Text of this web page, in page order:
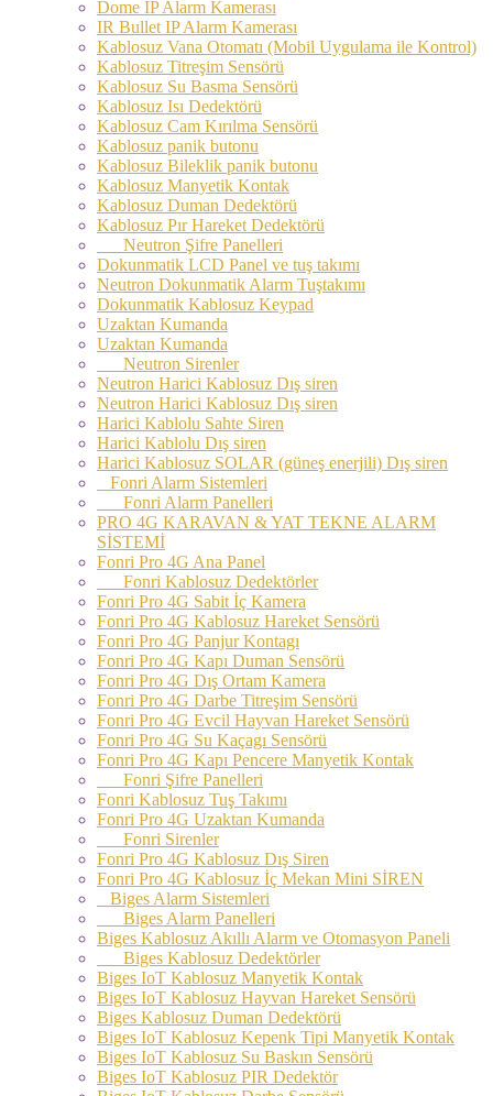
Dome IP Alarm Kamerası
IR Bullet IP Alarm Kamerası
Kablosuz Vana Otomatı (Mobil Uygulama ile Kontrol)
Kablosuz Titreşim Sensörü
Kablosuz Su Basma Sensörü
Kablosuz Isı Dedektörü
Kablosuz Cam Kırılma Sensörü
Kablosuz panik butonu
Kablosuz Bileklik panik butonu
Kablosuz Manyetik Kontak
Kablosuz Duman Dedektörü
Kablosuz Pır Hareket Dedektörü
Neutron Şifre Panelleri
Dokunmatik LCD Panel ve tuş takımı
Neutron Dokunmatik Alarm Tuştakımı
Dokunmatik Kablosuz Keypad
Uzaktan Kumanda
Uzaktan Kumanda
Neutron Sirenler
Neutron Harici Kablosuz Dış siren
Neutron Harici Kablosuz Dış siren
Harici Kablolu Sahte Siren
Harici Kablolu Dış siren
Harici Kablosuz SOLAR (güneş enerjili) Dış siren
Fonri Alarm Sistemleri
Fonri Alarm Panelleri
PRO 4G KARAVAN & YAT TEKNE ALARM
SİSTEMİ
Fonri Pro 4G Ana Panel
Fonri Kablosuz Dedektörler
Fonri Pro 4G Sabit İç Kamera
Fonri Pro 4G Kablosuz Hareket Sensörü
Fonri Pro 4G Panjur Kontagı
Fonri Pro 4G Kapı Duman Sensörü
Fonri Pro 4G Dış Ortam Kamera
Fonri Pro 4G Darbe Titreşim Sensörü
Fonri Pro 4G Evcil Hayvan Hareket Sensörü
Fonri Pro 4G Su Kaçagı Sensörü
Fonri Pro 4G Kapı Pencere Manyetik Kontak
Fonri Şifre Panelleri
Fonri Kablosuz Tuş Takımı
Fonri Pro 4G Uzaktan Kumanda
Fonri Sirenler
Fonri Pro 4G Kablosuz Dış Siren
Fonri Pro 4G Kablosuz İç Mekan Mini SİREN
Biges Alarm Sistemleri
Biges Alarm Panelleri
Biges Kablosuz Akıllı Alarm ve Otomasyon Paneli
Biges Kablosuz Dedektörler
Biges IoT Kablosuz Manyetik Kontak
Biges IoT Kablosuz Hayvan Hareket Sensörü
Biges Kablosuz Duman Dedektörü
Biges IoT Kablosuz Kepenk Tipi Manyetik Kontak
Biges IoT Kablosuz Su Baskın Sensörü
Biges IoT Kablosuz PIR Dedektör